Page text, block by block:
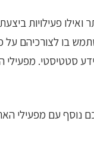
פעילויות
בו לצורכיהם על
סטטיסטי. מפעילי
נוסף עם מפעילי